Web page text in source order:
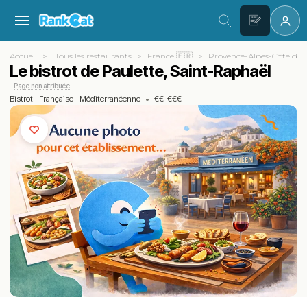
Accueil Tous les restaurants France 🇫🇷 Provence-Alpes-Côte
Le bistrot de Paulette, Saint-Raphaël
Page non attribuée
Bistrot · Française · Méditerranéenne • €€-€€€